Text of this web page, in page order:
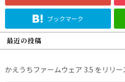
ブックマーク
最近の投稿
かえうちファームウェア 3.5 をリリー